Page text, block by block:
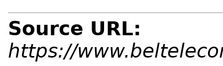
Source URL:
https://